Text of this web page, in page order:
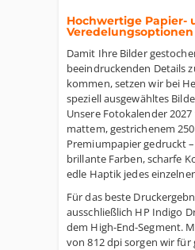
Hochwertige Papier-
Veredelungsoptionen
Damit Ihre Bilder
beeindruckenden Details
kommen, setzen wir bei
speziell ausgewähltes
Unsere Fotokalender
mattem, gestrichenem
Premiumpapier gedruckt
brillante Farben, scharfe
edle Haptik jedes
Für das beste
ausschließlich HP Indigo
dem High-End-Segment.
von 812 dpi sorgen wir für